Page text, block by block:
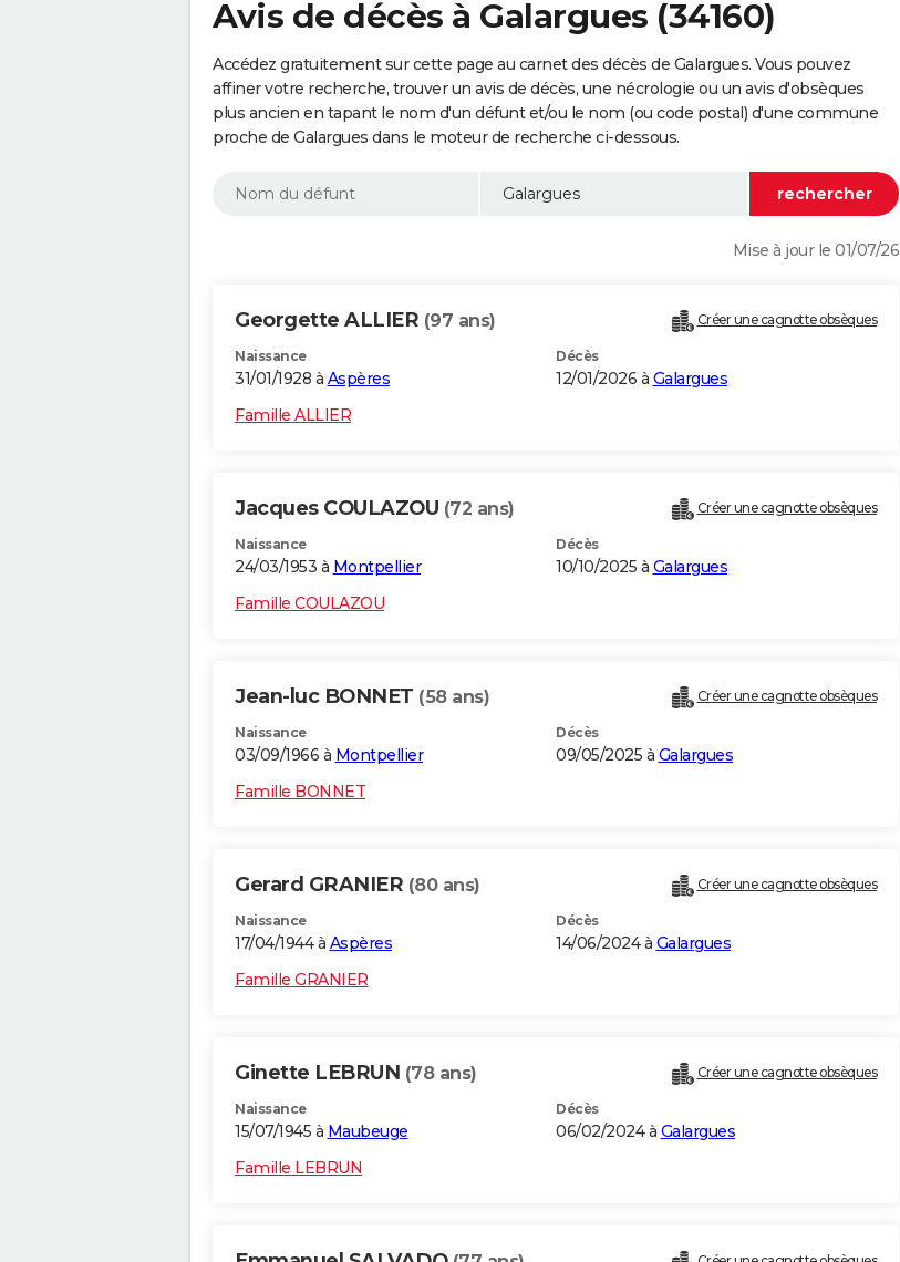
Avis de décès à Galargues (34160)
Accédez gratuitement sur cette page au carnet des décès de Galargues. Vous pouvez
affiner votre recherche, trouver un avis de décès, une nécrologie ou un avis d'obsèques
plus ancien en tapant le nom d'un défunt et/ou le nom (ou code postal) d'une commune
proche de Galargues dans le moteur de recherche ci-dessous.
Mise à jour le 01/07/26
Georgette ALLIER (97 ans) Créer une cagnotte obsèques
Naissance
31/01/1928 à Aspères
Décès
12/01/2026 à Galargues
Famille ALLIER
Jacques COULAZOU (72 ans) Créer une cagnotte obsèques
Naissance
24/03/1953 à Montpellier
Décès
10/10/2025 à Galargues
Famille COULAZOU
Jean-luc BONNET (58 ans) Créer une cagnotte obsèques
Naissance
03/09/1966 à Montpellier
Décès
09/05/2025 à Galargues
Famille BONNET
Gerard GRANIER (80 ans) Créer une cagnotte obsèques
Naissance
17/04/1944 à Aspères
Décès
14/06/2024 à Galargues
Famille GRANIER
Ginette LEBRUN (78 ans) Créer une cagnotte obsèques
Naissance
15/07/1945 à Maubeuge
Décès
06/02/2024 à Galargues
Famille LEBRUN